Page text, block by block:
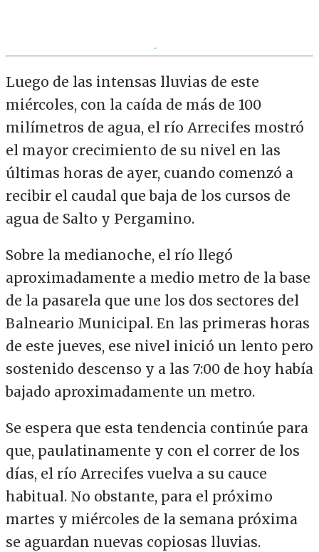
Luego de las intensas lluvias de este
miércoles, con la caída de más de 100
milímetros de agua, el río Arrecifes mostró
el mayor crecimiento de su nivel en las
últimas horas de ayer, cuando comenzó a
recibir el caudal que baja de los cursos de
agua de Salto y Pergamino.
Sobre la medianoche, el río llegó
aproximadamente a medio metro de la base
de la pasarela que une los dos sectores del
Balneario Municipal. En las primeras horas
de este jueves, ese nivel inició un lento pero
sostenido descenso y a las 7:00 de hoy había
bajado aproximadamente un metro.
Se espera que esta tendencia continúe para
que, paulatinamente y con el correr de los
días, el río Arrecifes vuelva a su cauce
habitual. No obstante, para el próximo
martes y miércoles de la semana próxima
se aguardan nuevas copiosas lluvias.